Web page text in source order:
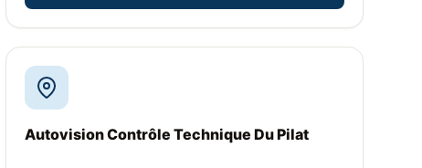
Autovision Contrôle Technique Du Pilat